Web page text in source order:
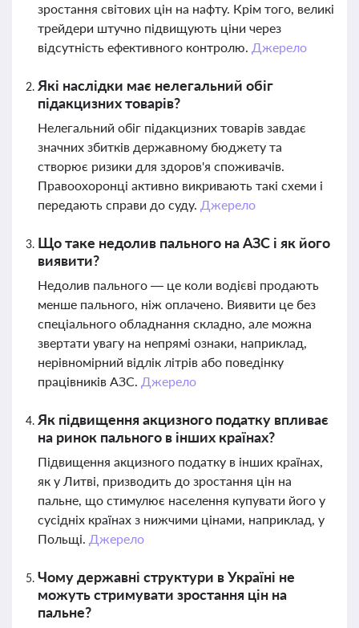
зростання світових цін на нафту. Крім того, великі
трейдери штучно підвищують ціни через
відсутність ефективного контролю. Джерело
Які наслідки має нелегальний обіг
підакцизних товарів?
Нелегальний обіг підакцизних товарів завдає
значних збитків державному бюджету та
створює ризики для здоров'я споживачів.
Правоохоронці активно викривають такі схеми і
передають справи до суду. Джерело
Що таке недолив пального на АЗС і як його
виявити?
Недолив пального — це коли водієві продають
менше пального, ніж оплачено. Виявити це без
спеціального обладнання складно, але можна
звертати увагу на непрямі ознаки, наприклад,
нерівномірний відлік літрів або поведінку
працівників АЗС. Джерело
Як підвищення акцизного податку впливає
на ринок пального в інших країнах?
Підвищення акцизного податку в інших країнах,
як у Литві, призводить до зростання цін на
пальне, що стимулює населення купувати його у
сусідніх країнах з нижчими цінами, наприклад, у
Польщі. Джерело
Чому державні структури в Україні не
можуть стримувати зростання цін на
пальне?